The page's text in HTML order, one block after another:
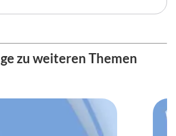
zu weiteren Themen